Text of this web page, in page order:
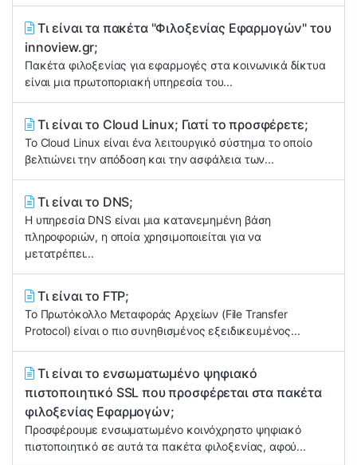
Τι είναι τα πακέτα "Φιλοξενίας Εφαρμογών" του
innoview.gr;
Πακέτα φιλοξενίας για εφαρμογές στα κοινωνικά δίκτυα
είναι μια πρωτοποριακή υπηρεσία του...
Τι είναι το Cloud Linux; Γιατί το προσφέρετε;
Το Cloud Linux είναι ένα λειτουργικό σύστημα το οποίο
βελτιώνει την απόδοση και την ασφάλεια των...
Τι είναι το DNS;
Η υπηρεσία DNS είναι μια κατανεμημένη βάση
πληροφοριών, η οποία χρησιμοποιείται για να
μετατρέπει...
Τι είναι το FTP;
Το Πρωτόκολλο Μεταφοράς Αρχείων (File Transfer
Protocol) είναι ο πιο συνηθισμένος εξειδικευμένος...
Τι είναι το ενσωματωμένο ψηφιακό
πιστοποιητικό SSL που προσφέρεται στα πακέτα
φιλοξενίας Εφαρμογών;
Προσφέρουμε ενσωματωμένο κοινόχρηστο ψηφιακό
πιστοποιητικό σε αυτά τα πακέτα φιλοξενίας, αφού...